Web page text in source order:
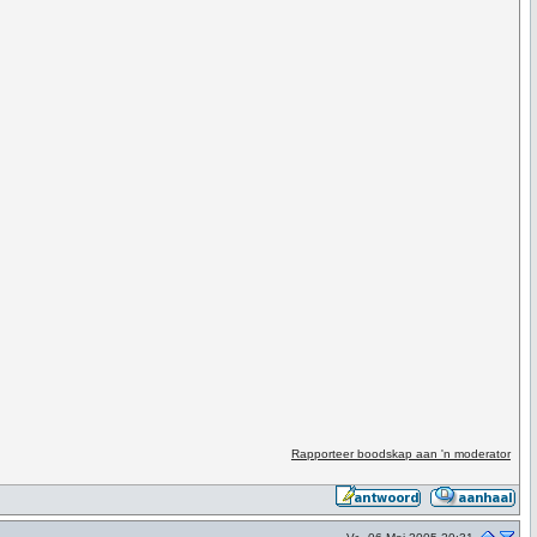
Rapporteer boodskap aan 'n moderator